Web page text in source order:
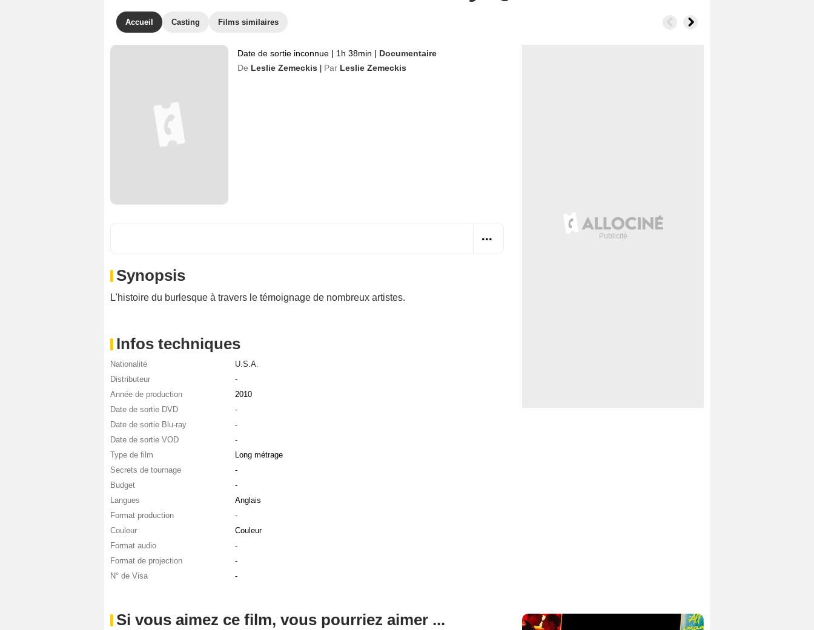
Accueil Casting Films similaires
Date de sortie inconnue | 1h 38min | Documentaire
De Leslie Zemeckis Par Leslie Zemeckis
Synopsis
L'histoire du burlesque à travers le témoignage de nombreux artistes.
Infos techniques
Nationalité
U.S.A.
Distributeur
-
Année de production
2010
Date de sortie DVD
-
Date de sortie Blu-ray
-
Date de sortie VOD
-
Type de film
Long métrage
Secrets de tournage
-
Budget
-
Langues
Anglais
Format production
-
Couleur
Couleur
Format audio
-
Format de projection
-
N° de Visa
-
Si vous aimez ce film, vous pourriez aimer ...